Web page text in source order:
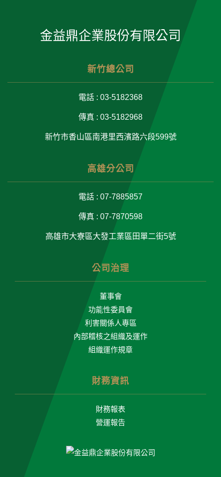
金益鼎企業股份有限公司
新竹總公司
電話 : 03-5182368
傳真 : 03-5182968
新竹市香山區南港里西濱路六段599號
高雄分公司
電話 : 07-7885857
傳真 : 07-7870598
高雄市大寮區大發工業區田單二街5號
公司治理
董事會
功能性委員會
利害關係人專區
內部稽核之組織及運作
組織運作規章
財務資訊
財務報表
營運報告